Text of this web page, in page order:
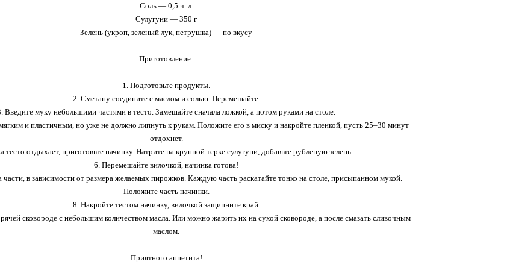
Соль — 0,5 ч. л.
Сулугуни — 350 г
Зелень (укроп, зеленый лук, петрушка) — по вкусу
Приготовление:
1. Подготовьте продукты.
2. Сметану соедините с маслом и солью. Перемешайте.
Введите муку небольшими частями в тесто. Замешайте сначала ложкой, а потом руками на столе.
и пластичным, но уже не должно липнуть к рукам. Положите его в миску и накройте пленкой, пусть 25–30 минут
отдохнет.
тесто отдыхает, приготовьте начинку. Натрите на крупной терке сулугуни, добавьте рубленую зелень.
6. Перемешайте вилочкой, начинка готова!
части, в зависимости от размера желаемых пирожков. Каждую часть раскатайте тонко на столе, присыпанном мукой.
Положите часть начинки.
8. Накройте тестом начинку, вилочкой защипните край.
сковороде с небольшим количеством масла. Или можно жарить их на сухой сковороде, а после смазать сливочным
маслом.
Приятного аппетита!